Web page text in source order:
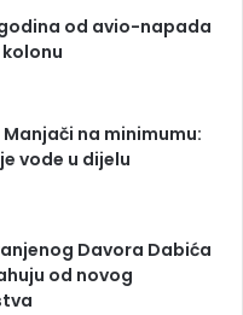
godina od avio-napada
na minimumu:
vode u dijelu
Davora Dabića
od novog